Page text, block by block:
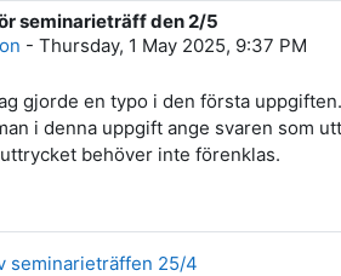
seminarieträff den 2/5
- Thursday, 1 May 2025, 9:37 PM
0
gjorde en typo i den första
i denna uppgift ange svaren som
behöver inte förenklas.
seminarieträffen 25/4